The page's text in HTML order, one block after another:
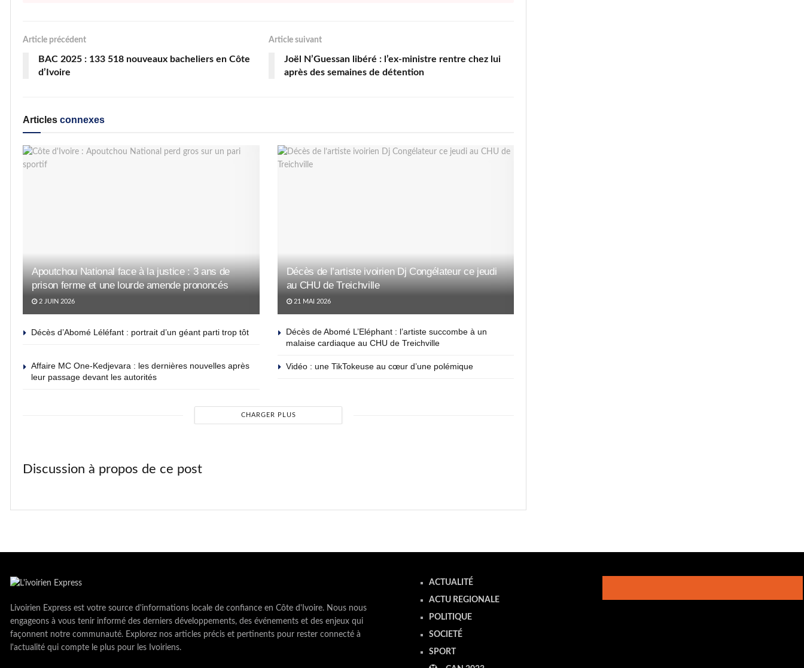
Article précédent
BAC 2025 : 133 518 nouveaux bacheliers en Côte
d’Ivoire
Article suivant
Joël N’Guessan libéré : l’ex-ministre rentre chez lui
après des semaines de détention
Articles connexes
Apoutchou National face à la justice : 3 ans de
prison ferme et une lourde amende prononcés
2 JUIN 2026
Décès de l’artiste ivoirien Dj Congélateur ce jeudi
au CHU de Treichville
21 MAI 2026
Décès d’Abomé Léléfant : portrait d’un géant parti trop tôt
Décès de Abomé L’Eléphant : l’artiste succombe à un
malaise cardiaque au CHU de Treichville
Affaire MC One-Kedjevara : les dernières nouvelles après
leur passage devant les autorités
Vidéo : une TikTokeuse au cœur d’une polémique
CHARGER PLUS
Discussion à propos de ce post
Livoirien Express est votre source d'informations locale de confiance en Côte d'Ivoire. Nous nous
engageons à vous tenir informé des derniers développements, des événements et des enjeux qui
façonnent notre communauté. Explorez nos articles précis et pertinents pour rester connecté à
l'actualité qui compte le plus pour les Ivoiriens.
ACTUALITÉ
ACTU REGIONALE
POLITIQUE
SOCIETÉ
SPORT